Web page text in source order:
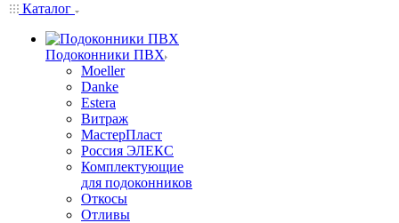
Каталог
Подоконники ПВХ
Moeller
Danke
Estera
Витраж
МастерПласт
Россия ЭЛЕКС
Комплектующие
для подоконников
Откосы
Отливы